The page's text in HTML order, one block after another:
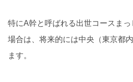
特にA幹と呼ばれる出世コースま
場合は、将来的には中央（東京都
ます。